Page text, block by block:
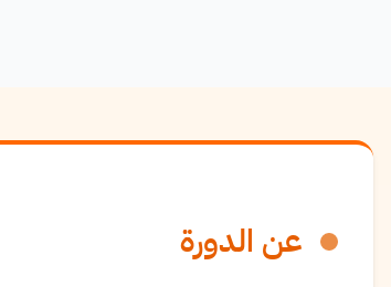
عن الدورة